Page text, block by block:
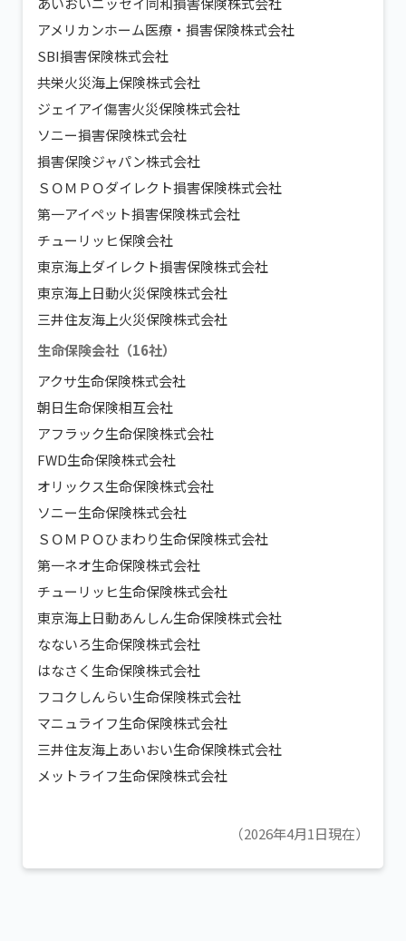
アメリカンホーム医療・損害保険株式会社
SBI損害保険株式会社
共栄⽕災海上保険株式会社
ジェイアイ傷害⽕災保険株式会社
ソニー損害保険株式会社
損害保険ジャパン株式会社
ＳＯＭＰＯダイレクト損害保険株式会社
第一アイペット損害保険株式会社
チューリッヒ保険会社
東京海上ダイレクト損害保険株式会社
東京海上⽇動⽕災保険株式会社
三井住友海上⽕災保険株式会社
生命保険会社（16社）
アクサ生命保険株式会社
朝日生命保険相互会社
アフラック生命保険株式会社
FWD生命保険株式会社
オリックス生命保険株式会社
ソニー生命保険株式会社
ＳＯＭＰＯひまわり生命保険株式会社
第一ネオ生命保険株式会社
チューリッヒ生命保険株式会社
東京海上日動あんしん生命保険株式会社
なないろ生命保険株式会社
はなさく生命保険株式会社
フコクしんらい生命保険株式会社
マニュライフ生命保険株式会社
三井住友海上あいおい生命保険株式会社
メットライフ生命保険株式会社
（2026年4月1日現在）